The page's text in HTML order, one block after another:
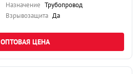
Назначение Трубопровод
Взрывозащита Да
ОПТОВАЯ ЦЕНА